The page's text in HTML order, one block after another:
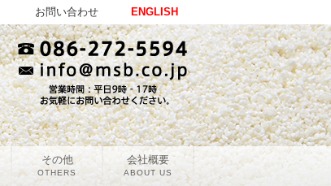
その他
OTHERS
会社概要
ABOUT US
ENGLISH
お問い合わせ